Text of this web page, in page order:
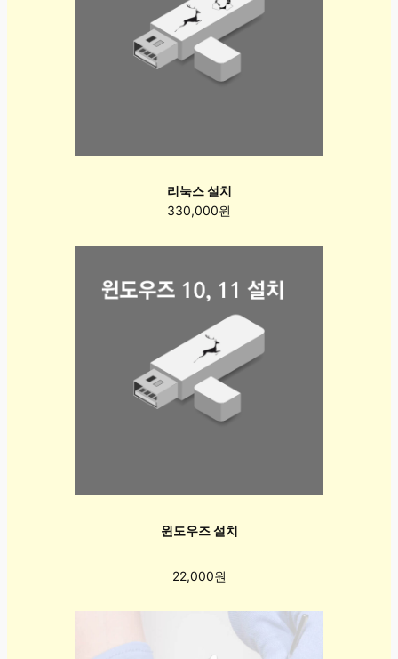
리눅스 설치
330,000원
윈도우즈 설치
22,000원